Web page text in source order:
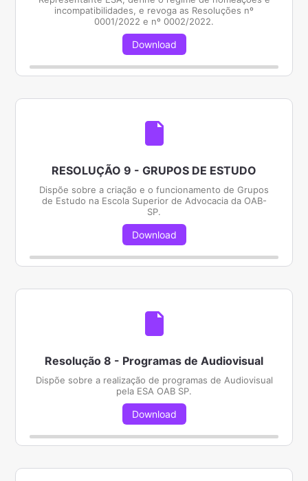
incompatibilidades, e revoga as Resoluções nº
0001/2022 e nº 0002/2022.
Download
RESOLUÇÃO 9 - GRUPOS DE ESTUDO
Dispõe sobre a criação e o funcionamento de Grupos
de Estudo na Escola Superior de Advocacia da OAB-
SP.
Download
Resolução 8 - Programas de Audiovisual
Dispõe sobre a realização de programas de Audiovisual
pela ESA OAB SP.
Download